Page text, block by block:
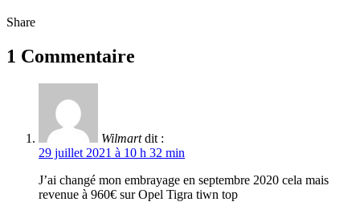
Share
1 Commentaire
Wilmart dit :
29 juillet 2021 à 10 h 32 min
J’ai changé mon embrayage en septembre 2020 cela mais
revenue à 960€ sur Opel Tigra tiwn top